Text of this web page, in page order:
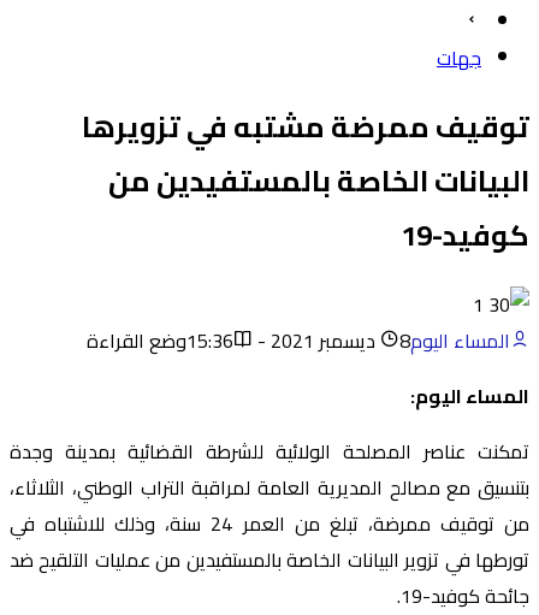
جهات
توقيف ممرضة مشتبه في تزويرها
البيانات الخاصة بالمستفيدين من
كوفيد-19
المساء اليوم8 ديسمبر 2021 - 15:36
وضع القراءة
المساء اليوم:
تمكنت عناصر المصلحة الولائية للشرطة القضائية بمدينة وجدة
بتنسيق مع مصالح المديرية العامة لمراقبة التراب الوطني، الثلاثاء،
من توقيف ممرضة، تبلغ من العمر 24 سنة، وذلك للاشتباه في
تورطها في تزوير البيانات الخاصة بالمستفيدين من عمليات التلقيح ضد
جائحة كوفيد-19.